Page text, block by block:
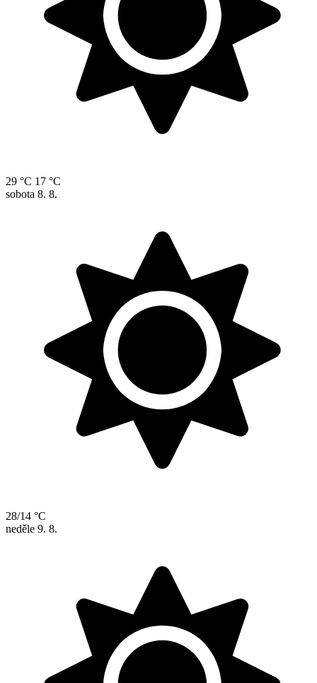
29 °C 17 °C
sobota 8. 8.
28/14 °C
neděle 9. 8.